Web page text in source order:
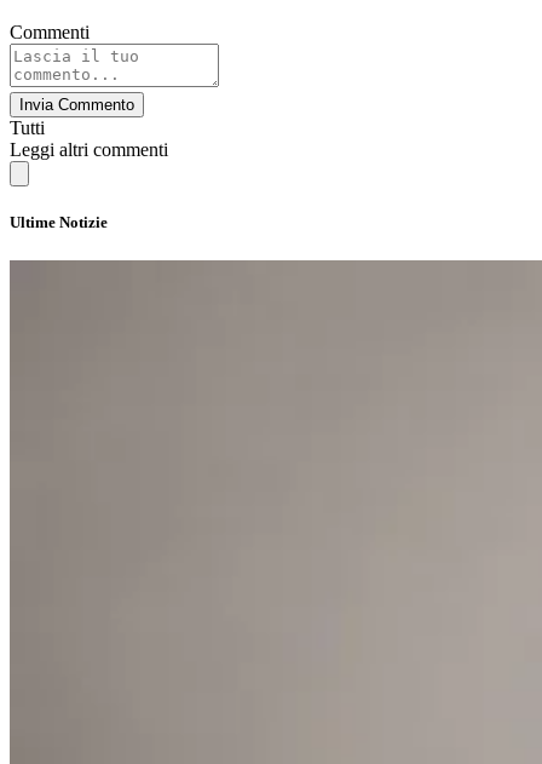
Commenti
Invia Commento
Tutti
Leggi altri commenti
Ultime Notizie